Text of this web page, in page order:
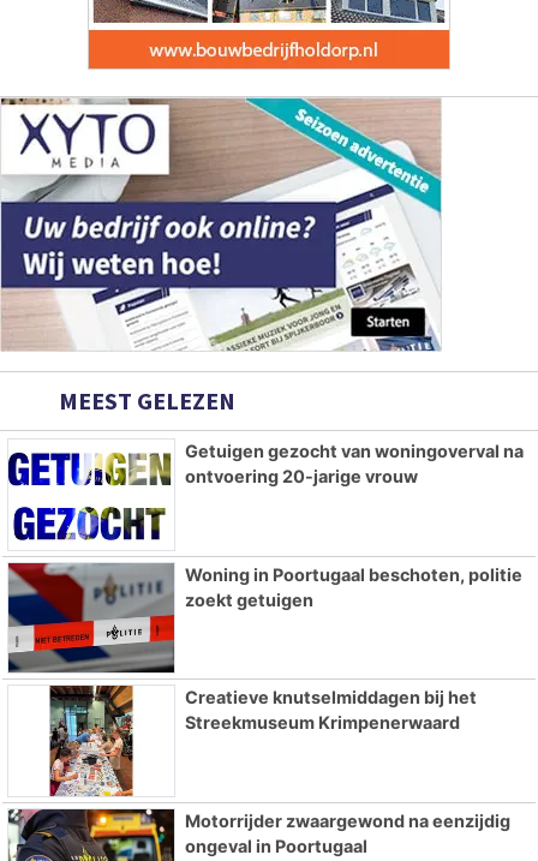
MEEST GELEZEN
Getuigen gezocht van woningoverval na
ontvoering 20-jarige vrouw
Woning in Poortugaal beschoten, politie
zoekt getuigen
Creatieve knutselmiddagen bij het
Streekmuseum Krimpenerwaard
Motorrijder zwaargewond na eenzijdig
ongeval in Poortugaal